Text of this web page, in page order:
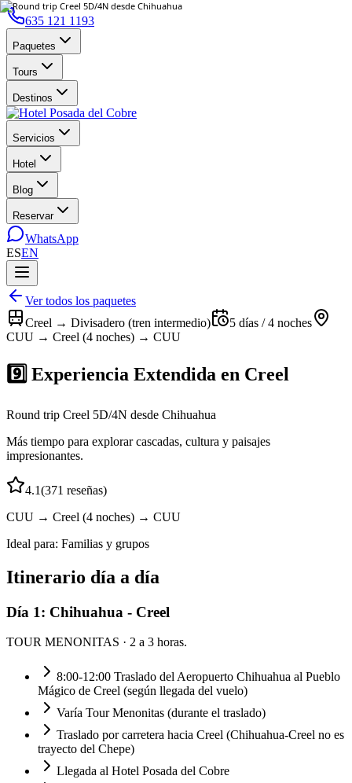
635 121 1193
Paquetes
Tours
Destinos
Servicios
Hotel
Blog
Reservar
WhatsApp
ESEN
Ver todos los paquetes
Creel → Divisadero (tren intermedio)
5 días / 4 noches
CUU → Creel (4 noches) → CUU
9️⃣ Experiencia Extendida en Creel
Round trip Creel 5D/4N desde Chihuahua
Más tiempo para explorar cascadas, cultura y paisajes
impresionantes.
4.1(371 reseñas)
CUU → Creel (4 noches) → CUU
Ideal para: Familias y grupos
Itinerario día a día
Día 1: Chihuahua - Creel
TOUR MENONITAS · 2 a 3 horas.
8:00-12:00 Traslado del Aeropuerto Chihuahua al Pueblo
Mágico de Creel (según llegada del vuelo)
Varía Tour Menonitas (durante el traslado)
Traslado por carretera hacia Creel (Chihuahua-Creel no es
trayecto del Chepe)
Llegada al Hotel Posada del Cobre